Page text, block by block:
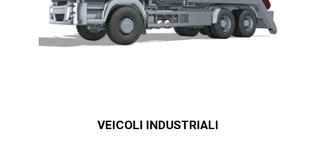
VEICOLI INDUSTRIALI